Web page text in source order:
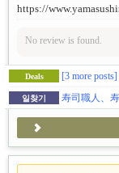
https://
No review is found.
Deals [3 more posts]
일찾기 寿司職人、